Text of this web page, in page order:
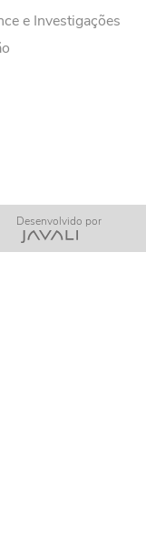
e Investigações
Desenvolvido por